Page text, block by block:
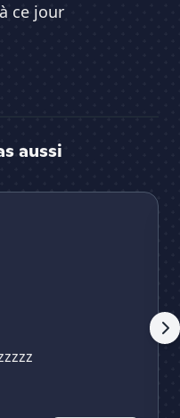
ce jour
aussi